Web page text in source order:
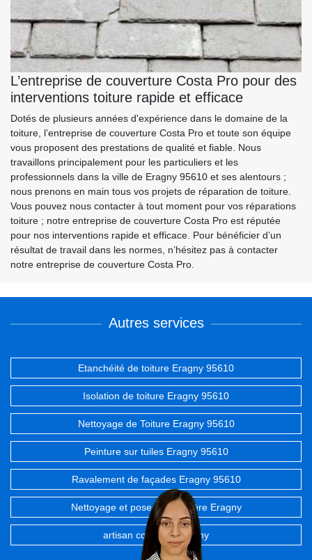
L’entreprise de couverture Costa Pro pour des
interventions toiture rapide et efficace
Dotés de plusieurs années d'expérience dans le domaine de la
toiture, l’entreprise de couverture Costa Pro et toute son équipe
vous proposent des prestations de qualité et fiable. Nous
travaillons principalement pour les particuliers et les
professionnels dans la ville de Eragny 95610 et ses alentours ;
nous prenons en main tous vos projets de réparation de toiture.
Vous pouvez nous contacter à tout moment pour vos réparations
toiture ; notre entreprise de couverture Costa Pro est réputée
pour nos interventions rapide et efficace. Pour bénéficier d’un
résultat de travail dans les normes, n’hésitez pas à contacter
notre entreprise de couverture Costa Pro.
Autres services
Etanchéité de toiture Eragny 95610
Isolation de toiture Eragny 95610
Nettoyage de Toiture Eragny 95610
Peinture sur tuiles Eragny 95610
Ravalement de façades Eragny 95610
Nettoyage et pose de gouttière Eragny
artisan couvreur Eragny